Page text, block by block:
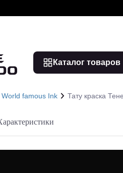
Каталог товаров
World famous Ink Тату краска